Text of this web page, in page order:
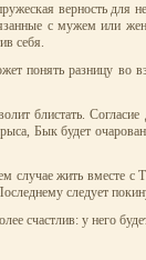
верность для
с мужем или
себя.
понять разницу во
блистать.
Бык будет
случае жить вместе
следует
счастлив: у него